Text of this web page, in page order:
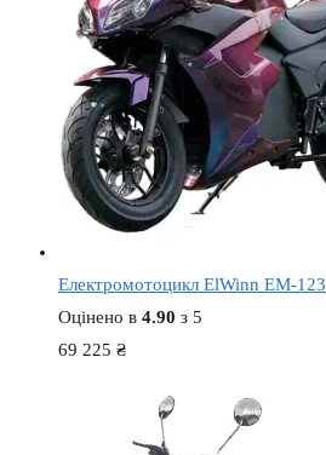
Електромотоцикл ElWinn EM-123
Оцінено в 4.90 з 5
69 225 ₴